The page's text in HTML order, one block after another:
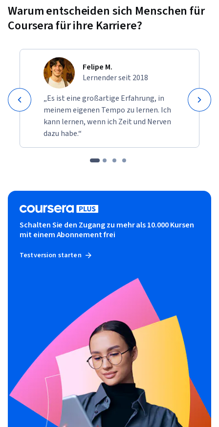
Warum entscheiden sich Menschen für
Coursera für ihre Karriere?
Felipe M.
Lernender seit 2018
„Es ist eine großartige Erfahrung, in
meinem eigenen Tempo zu lernen. Ich
kann lernen, wenn ich Zeit und Nerven
dazu habe.“
Schalten Sie den Zugang zu mehr als 10.000 Kursen
mit einem Abonnement frei
Testversion starten